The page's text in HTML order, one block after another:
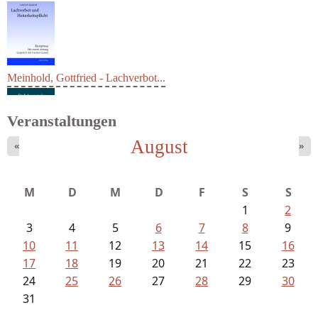
Meinhold, Gottfried - Lachverbot...
Veranstaltungen
August
« »
M D M D F S
S
1
2
3
4 5 6 7 8
9
10
11 12 13 14 15
16
17
18 19 20 21 22
23
24
25 26 27 28 29
30
31